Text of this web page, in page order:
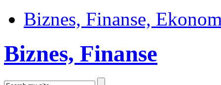
Biznes, Finanse,
Biznes, Finanse